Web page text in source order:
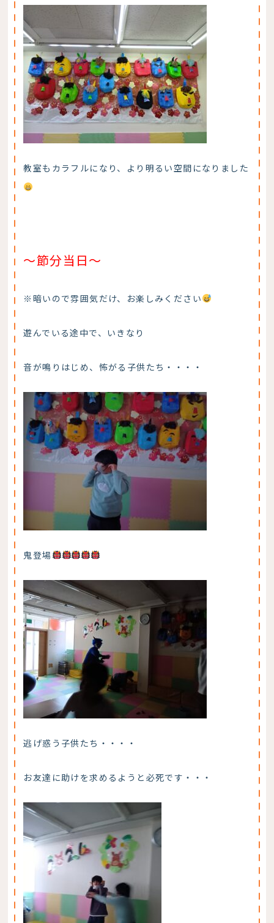
教室もカラフルになり、より明るい空間になりました
～節分当日～
※暗いので雰囲気だけ、お楽しみください
遊んでいる途中で、いきなり
音が鳴りはじめ、怖がる子供たち・・・・
鬼登場
逃げ惑う子供たち・・・・
お友達に助けを求めるようと必死です・・・